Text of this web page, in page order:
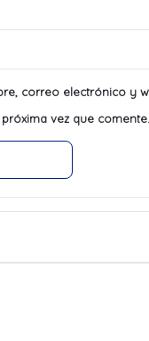
correo electrónico y
vez que comente.